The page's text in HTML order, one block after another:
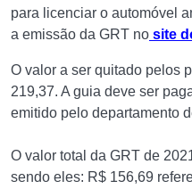
para licenciar o automóvel
a emissão da GRT no site
O valor a ser quitado pelos
219,37. A guia deve ser
emitido pelo departamento
O valor total da GRT de
sendo eles: R$ 156,69